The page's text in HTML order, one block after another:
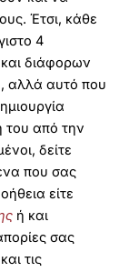
Έτσι, κάθε
4
διάφορων
αλλά αυτό που
του από την
δείτε
που σας
είτε
ή και
σας
τις